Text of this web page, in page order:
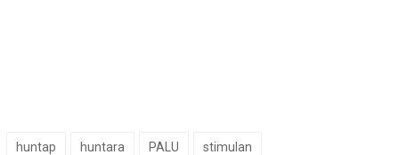
huntap huntara PALU stimulan